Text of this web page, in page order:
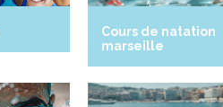
Cours de natation
marseille